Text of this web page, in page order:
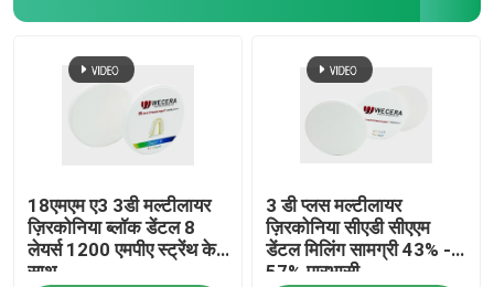
वी.आर. शो
कारखाने का दौरा
गुणवत्ता नियंत्रण
18एमएम ए3 3डी मल्टीलायर
ज़िरकोनिया ब्लॉक डेंटल 8
लेयर्स 1200 एमपीए स्ट्रेंथ के
साथ
3 डी प्लस मल्टीलायर
ज़िरकोनिया सीएडी सीएएम
डेंटल मिलिंग सामग्री 43% -
57% पारभासी